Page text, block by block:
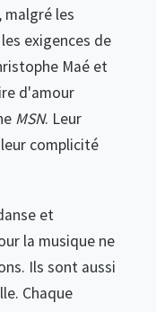
malgré les
exigences de
Maé et
d'amour
MSN. Leur
complicité
et
la musique ne
Ils sont aussi
Chaque